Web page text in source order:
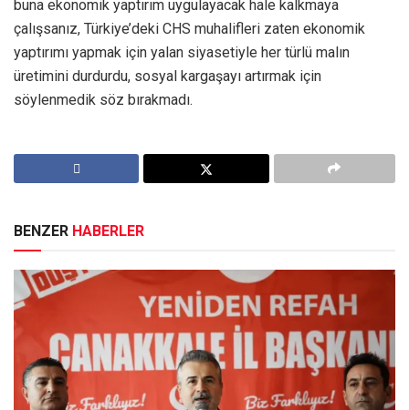
buna ekonomik yaptırım uygulayacak hale kalkmaya
çalışsanız, Türkiye’deki CHS muhalifleri zaten ekonomik
yaptırımı yapmak için yalan siyasetiyle her türlü malın
üretimini durdurdu, sosyal kargaşayı artırmak için
söylenmedik söz bırakmadı.
BENZER HABERLER